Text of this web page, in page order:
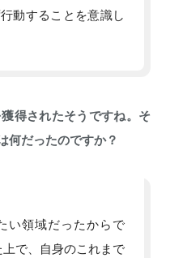
動することを意識し
得されたそうですね。そ
何だったのですか？
い領域だったからで
で、自身のこれまで